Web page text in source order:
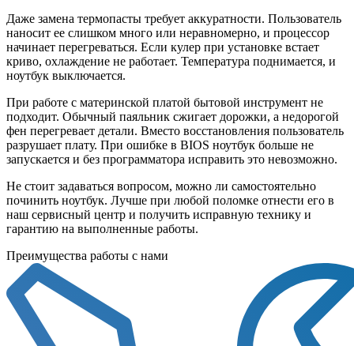
Даже замена термопасты требует аккуратности. Пользователь
наносит ее слишком много или неравномерно, и процессор
начинает перегреваться. Если кулер при установке встает
криво, охлаждение не работает. Температура поднимается, и
ноутбук выключается.
При работе с материнской платой бытовой инструмент не
подходит. Обычный паяльник сжигает дорожки, а недорогой
фен перегревает детали. Вместо восстановления пользователь
разрушает плату. При ошибке в BIOS ноутбук больше не
запускается и без программатора исправить это невозможно.
Не стоит задаваться вопросом, можно ли самостоятельно
починить ноутбук. Лучше при любой поломке отнести его в
наш сервисный центр и получить исправную технику и
гарантию на выполненные работы.
Преимущества работы с нами